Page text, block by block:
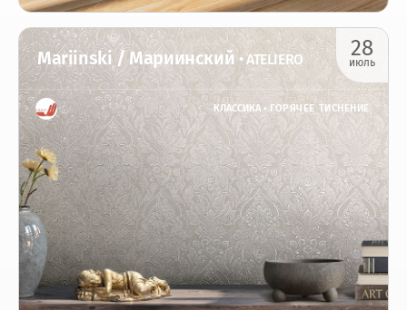
28
июль
Mariinski / Мариинский • ATELIERO
КЛАССИКА • ГОРЯЧЕЕ ТИСНЕНИЕ